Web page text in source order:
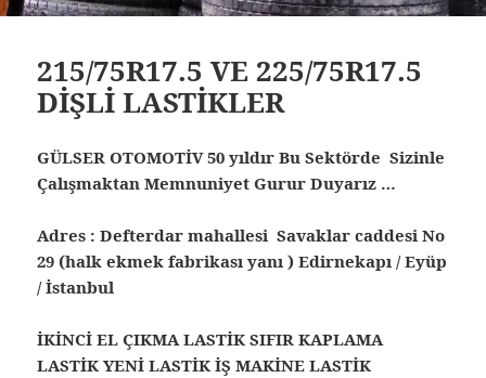
215/75R17.5 VE 225/75R17.5
DİŞLİ LASTİKLER
GÜLSER OTOMOTİV 50 yıldır Bu Sektörde Sizinle
Çalışmaktan Memnuniyet Gurur Duyarız …
Adres : Defterdar mahallesi Savaklar caddesi No
29 (halk ekmek fabrikası yanı ) Edirnekapı / Eyüp
/ İstanbul
İKİNCİ EL ÇIKMA LASTİK SIFIR KAPLAMA
LASTİK YENİ LASTİK İŞ MAKİNE LASTİK